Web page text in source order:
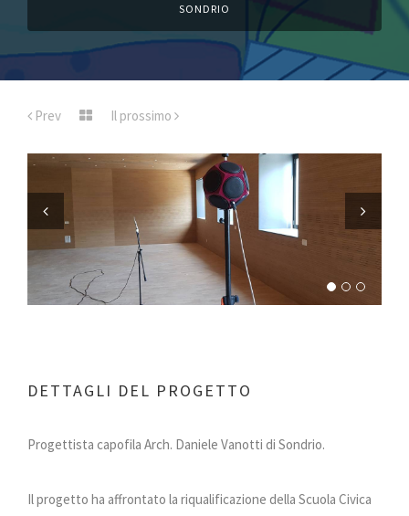
SONDRIO
Prev Il prossimo
Previous Next
DETTAGLI DEL PROGETTO
Progettista capofila Arch. Daniele Vanotti di Sondrio.
Il progetto ha affrontato la riqualificazione della Scuola Civica